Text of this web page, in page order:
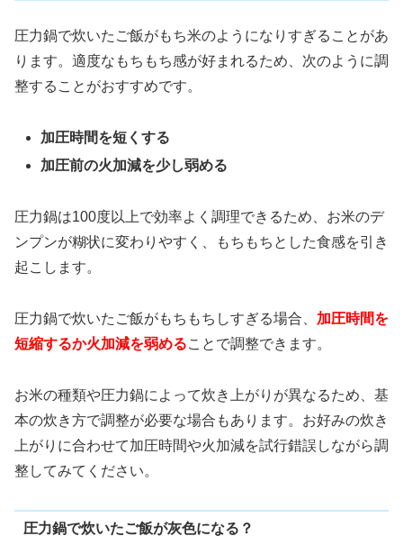
圧力鍋で炊いたご飯がもち米のようになりすぎることがあ
ります。適度なもちもち感が好まれるため、次のように調
整することがおすすめです。
加圧時間を短くする
加圧前の火加減を少し弱める
圧力鍋は100度以上で効率よく調理できるため、お米のデ
ンプンが糊状に変わりやすく、もちもちとした食感を引き
起こします。
圧力鍋で炊いたご飯がもちもちしすぎる場合、 加圧時間を
短縮するか火加減を弱めることで調整できます。
お米の種類や圧力鍋によって炊き上がりが異なるため、基
本の炊き方で調整が必要な場合もあります。お好みの炊き
上がりに合わせて加圧時間や火加減を試行錯誤しながら調
整してみてください。
圧力鍋で炊いたご飯が灰色になる？